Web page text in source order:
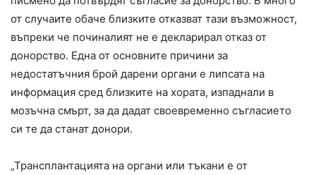
от случаите обаче близките отказват тази възможност,
въпреки че починалият не е декларирал отказ от
донорство. Една от основните причини за
недостатъчния брой дарени органи е липсата на
информация сред близките на хората, изпаднали в
мозъчна смърт, за да дадат своевременно съгласието
си те да станат донори.
„Трансплантацията на органи или тъкани е от